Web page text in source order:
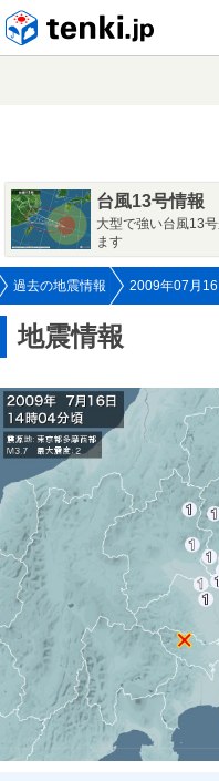
台風13号情報
大型で強い台風13
ます
過去の地震情報 2009年07月16
地震情報